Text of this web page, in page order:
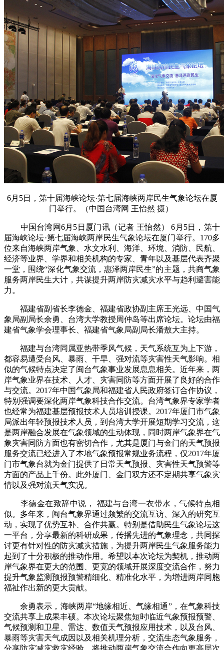
6月5日，第十届海峡论坛·第七届海峡两岸民生气象论坛在厦
门举行。（中国台湾网 王怡然 摄）
中国台湾网6月5日厦门讯（记者 王怡然） 6月5日，第十
届海峡论坛·第七届海峡两岸民生气象论坛在厦门举行。170多
位来自海峡两岸气象、水文水利、海洋、环境、消防、民航、
经济等业界、学界和相关机构的专家、青年以及基层代表齐聚
一堂，围绕“深化气象交流，惠泽两岸民生”的主题，共商气象
服务两岸民生大计，共谋提升两岸防灾减灾水平与趋利避害能
力。
福建省副省长李德金、福建省政协副主席王光远、中国气
象局副局长余勇、台湾大学教授周仲岛等出席论坛。论坛由福
建省气象学会理事长、福建省气象局副局长潘敖大主持。
福建与台湾同属亚热带季风气候，天气系统互为上下游，
都容易遭受台风、暴雨、干旱、强对流等灾害性天气影响。相
似的气候特点决定了闽台气象事业发展息息相关。近年来，两
岸气象业界在技术、人才、灾害同防等方面开展了良好的合作
与交流。2017年中国气象局和福建省人民政府签订合作协议，
特别强调要深化两岸气象科技合作交流。台湾气象界专家学者
也经常为福建基层预报技术人员培训授课。2017年厦门市气象
局派出年轻预报技术人员，到台湾大学开展短期学习交流，这
是两岸融合发展在气象领域的生动体现，同时两岸气象界在气
象灾害同防方面也有密切合作，尤其是厦门与金门的天气预报
服务交流已经进入了本地气象预报常规业务流程，仅2017年厦
门市气象台就为金门提供了日常天气预报、灾害性天气预警等
方面的产品上千份。此外厦门、金门双方还不定期共享气象灾
情以及强对流天气实况。
李德金在致辞中说， 福建与台湾一衣带水，气候特点相
似。多年来，闽台气象界通过频繁的交流互访、深入的研究互
动，实现了优势互补、合作共赢。特别是借助民生气象论坛这
一平台，分享最新的科研成果，传播先进的气象理念，共同探
讨更有针对性的防灾减灾措施，为提升两岸民生气象服务能力
起到了十分积极的推动作用。希望以本次论坛为契机，推动两
岸气象界在更大的范围、更宽的领域开展深度交流合作，努力
提升气象监测预报预警精细化、精准化水平，为增进两岸同胞
福祉作出新的更大贡献。
余勇表示，海峡两岸“地缘相近、气缘相通”，在气象科技
交流共享上成果丰硕。本次论坛聚焦短时临近气象预报预警、
气候预测和卫星、雷达、数值天气预报应用技术，以及台风、
暴雨等灾害天气成因以及相关机理分析，交流生态气象服务，
分享防灾减灾救灾经验，将推动两岸气象交流合作向更高层次